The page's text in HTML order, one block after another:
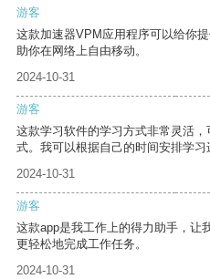
游客
这款加速器VPM应用程序可以给你
助你在网络上自由移动。
2024-10-31
游客
这款学习软件的学习方式非常灵活
式。我可以根据自己的时间安排学习
2024-10-31
游客
这款app是我工作上的得力助手，让
更轻松地完成工作任务。
2024-10-31